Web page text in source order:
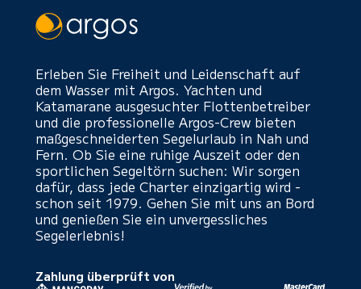
Erleben Sie Freiheit und Leidenschaft auf
dem Wasser mit Argos. Yachten und
Katamarane ausgesuchter Flottenbetreiber
und die professionelle Argos-Crew bieten
maßgeschneiderten Segelurlaub in Nah und
Fern. Ob Sie eine ruhige Auszeit oder den
sportlichen Segeltörn suchen: Wir sorgen
dafür, dass jede Charter einzigartig wird -
schon seit 1979. Gehen Sie mit uns an Bord
und genießen Sie ein unvergessliches
Segelerlebnis!
Zahlung überprüft von